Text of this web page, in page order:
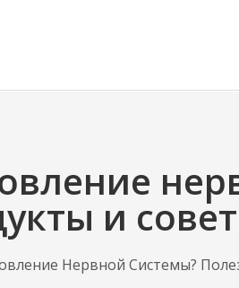
и
Нервной Системы?